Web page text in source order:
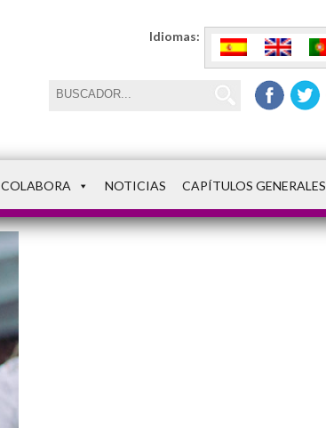
Idiomas:
COLABORA NOTICIAS CAPÍTULOS GENERALES